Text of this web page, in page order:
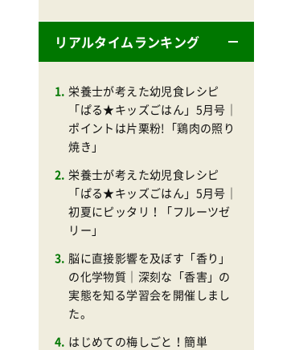
リアルタイムランキング
栄養士が考えた幼児食レシピ
「ぱる★キッズごはん」5月号｜
ポイントは片栗粉!「鶏肉の照り
焼き」
栄養士が考えた幼児食レシピ
「ぱる★キッズごはん」5月号｜
初夏にピッタリ！「フルーツゼ
リー」
脳に直接影響を及ぼす「香り」
の化学物質｜深刻な「香害」の
実態を知る学習会を開催しまし
た。
はじめての梅しごと！簡単